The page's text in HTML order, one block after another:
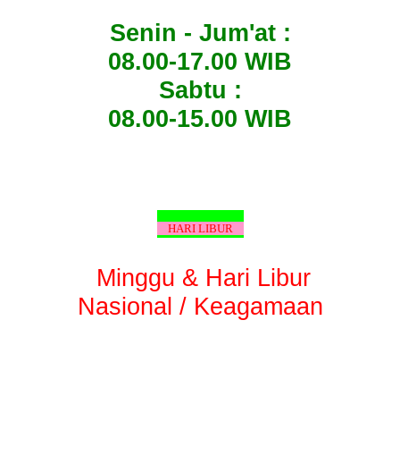
Senin - Jum'at :
08.00-17.00 WIB
Sabtu :
08.00-15.00 WIB
HARI LIBUR
Minggu & Hari Libur
Nasional / Keagamaan